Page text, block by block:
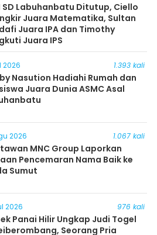
SD Labuhanbatu Ditutup, Ciello
Juara Matematika, Sultan
Juara IPA dan Timothy
Juara IPS
2026 1.393 kali
Nasution Hadiahi Rumah dan
Juara Dunia ASMC Asal
2026 1.067 kali
MNC Group Laporkan
Pencemaran Nama Baik ke
Sumut
2026 976 kali
Panai Hilir Ungkap Judi Togel
Seorang Pria